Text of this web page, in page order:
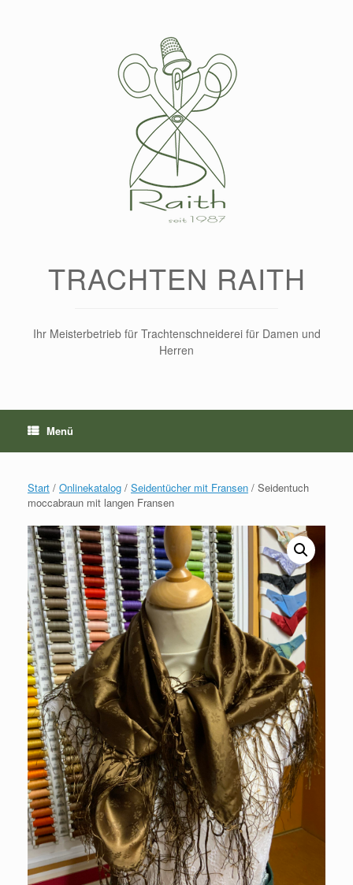
TRACHTEN RAITH
Ihr Meisterbetrieb für Trachtenschneiderei für Damen und
Herren
Menü
Start / Onlinekatalog / Seidentücher mit Fransen / Seidentuch
moccabraun mit langen Fransen